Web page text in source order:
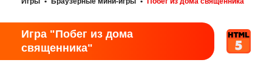
Игра "Побег из дома
священника"